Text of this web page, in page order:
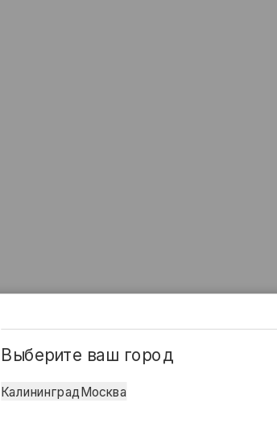
Выберите ваш город
КалининградМосква